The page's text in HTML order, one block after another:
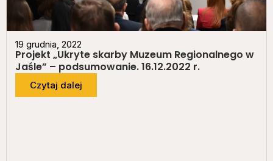
19 grudnia, 2022
Projekt „Ukryte skarby Muzeum Regionalnego w
Jaśle” – podsumowanie. 16.12.2022 r.
Czytaj dalej